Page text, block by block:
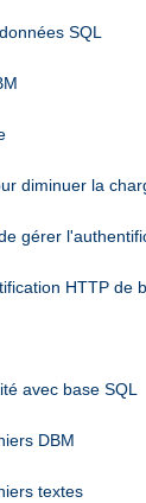
SQL
diminuer la
gérer
HTTP de
avec base SQL
DBM
textes